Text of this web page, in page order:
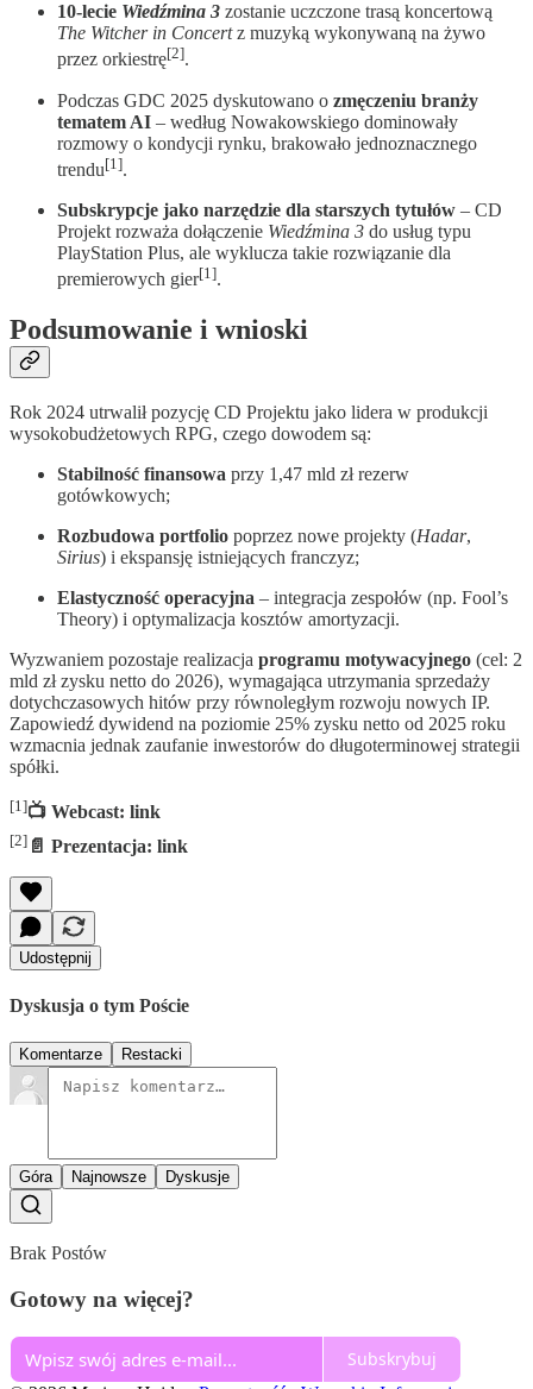
10-lecie Wiedźmina 3 zostanie uczczone trasą koncertową
The Witcher in Concertz muzyką wykonywaną na żywo
przez orkiestrę[2].
Podczas GDC 2025 dyskutowano o zmęczeniu branży
tematem AI – według Nowakowskiego dominowały
rozmowy o kondycji rynku, brakowało jednoznacznego
trendu[1].
Subskrypcje jako narzędzie dla starszych tytułów – CD
Projekt rozważa dołączenie Wiedźmina 3 do usług typu
PlayStation Plus, ale wyklucza takie rozwiązanie dla
premierowych gier[1].
Podsumowanie i wnioski
Rok 2024 utrwalił pozycję CD Projektu jako lidera w produkcji
wysokobudżetowych RPG, czego dowodem są:
Stabilność finansowa przy 1,47 mld zł rezerw
gotówkowych;
Rozbudowa portfolio poprzez nowe projekty (Hadar,
Sirius) i ekspansję istniejących franczyz;
Elastyczność operacyjna – integracja zespołów (np. Fool’s
Theory) i optymalizacja kosztów amortyzacji.
Wyzwaniem pozostaje realizacja programu motywacyjnego (cel: 2
mld zł zysku netto do 2026), wymagająca utrzymania sprzedaży
dotychczasowych hitów przy równoległym rozwoju nowych IP.
Zapowiedź dywidend na poziomie 25% zysku netto od 2025 roku
wzmacnia jednak zaufanie inwestorów do długoterminowej strategii
spółki.
[1]📺 Webcast: link
[2] 📄 Prezentacja: link
Udostępnij
Dyskusja o tym Poście
Komentarze Restacki
Góra Najnowsze Dyskusje
Brak Postów
Gotowy na więcej?
Subskrybuj